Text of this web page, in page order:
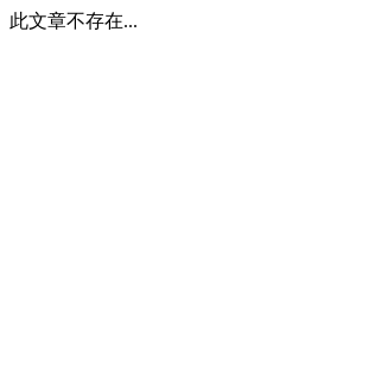
此文章不存在...